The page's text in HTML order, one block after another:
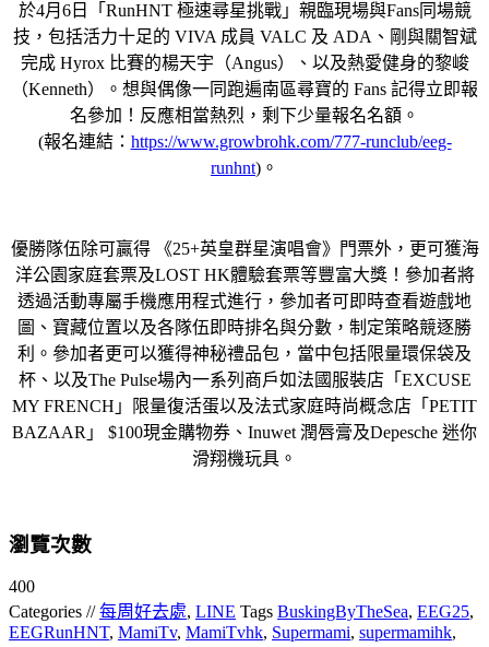
於4月6日「RunHNT 極速尋星挑戰」親臨現場與Fans同場競
技，包括活力十足的 VIVA 成員 VALC 及 ADA、剛與關智斌
完成 Hyrox 比賽的楊天宇（Angus）、以及熱愛健身的黎峻
（Kenneth）。想與偶像一同跑遍南區尋寶的 Fans 記得立即報
名參加！反應相當熱烈，剩下少量報名名額。
(報名連結： https://www.growbrohk.com/777-runclub/eeg-
runhnt)。
優勝隊伍除可贏得 《25+英皇群星演唱會》門票外，更可獲海
洋公園家庭套票及LOST HK體驗套票等豐富大獎！參加者將
透過活動專屬手機應用程式進行，參加者可即時查看遊戲地
圖、寶藏位置以及各隊伍即時排名與分數，制定策略競逐勝
利。參加者更可以獲得神秘禮品包，當中包括限量環保袋及
杯、以及The Pulse場內一系列商戶如法國服裝店「EXCUSE
MY FRENCH」限量復活蛋以及法式家庭時尚概念店「PETIT
BAZAAR」 $100現金購物券、Inuwet 潤唇膏及Depesche 迷你
滑翔機玩具。
瀏覽次數
400
Categories //每周好去處, LINE Tags BuskingByTheSea, EEG25,
EEGRunHNT, MamiTv, MamiTvhk, Supermami, supermamihk,